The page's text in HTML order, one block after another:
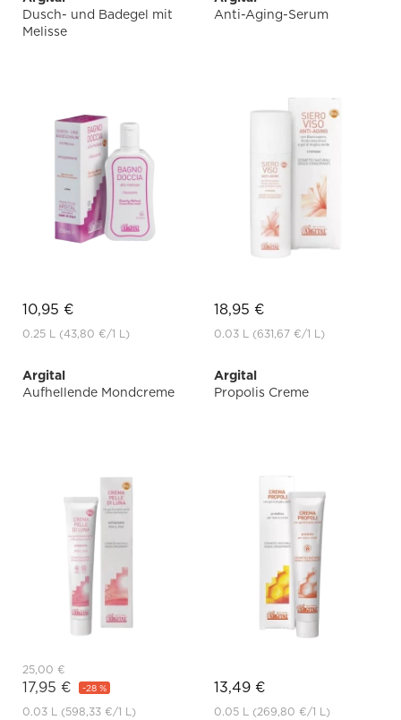
Dusch- und Badegel mit
Melisse
10,95 €
0.25 L (43,80 €/1 L)
Anti-Aging-Serum
18,95 €
0.03 L (631,67 €/1 L)
Argital
Aufhellende Mondcreme
25,00 €
17,95 € -28 %
0.03 L (598,33 €/1 L)
Argital
Propolis Creme
13,49 €
0.05 L (269,80 €/1 L)